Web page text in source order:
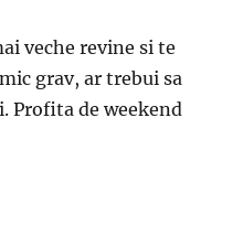
veche revine si te
grav, ar trebui sa
Profita de weekend